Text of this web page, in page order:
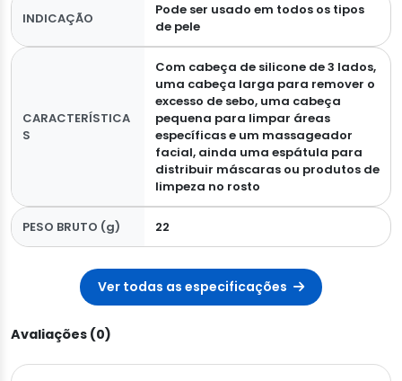
INDICAÇÃO
Pode ser usado em todos os tipos
de pele
CARACTERÍSTICA
S
Com cabeça de silicone de 3 lados,
uma cabeça larga para remover o
excesso de sebo, uma cabeça
pequena para limpar áreas
específicas e um massageador
facial, ainda uma espátula para
distribuir máscaras ou produtos de
limpeza no rosto
PESO BRUTO (g) 22
Ver todas as especificações
Avaliações (0)